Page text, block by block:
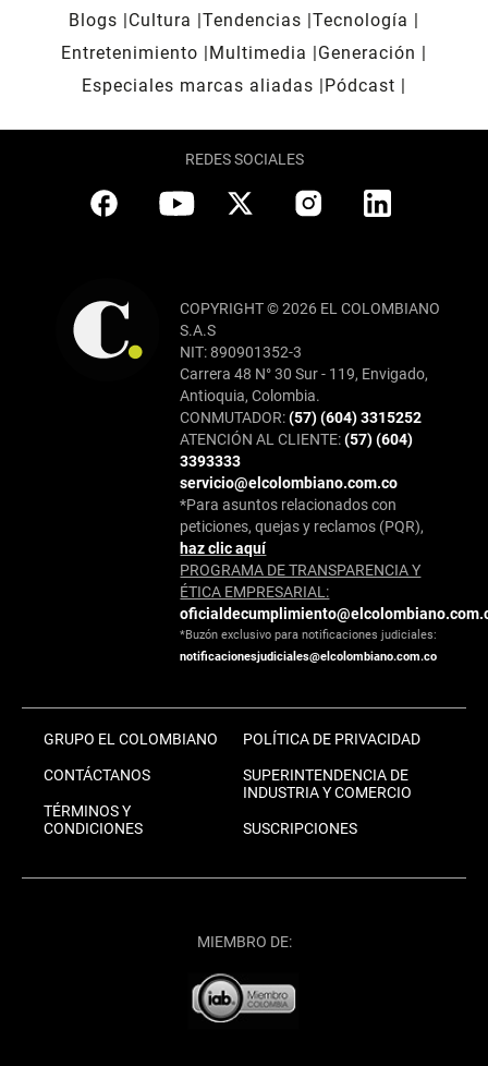
Blogs
Cultura Tendencias Tecnología
Entretenimiento
Multimedia
Generación
Especiales marcas aliadas
Pódcast
REDES SOCIALES
COPYRIGHT © 2026 EL COLOMBIANO
S.A.S
NIT: 890901352-3
Carrera 48 N° 30 Sur - 119, Envigado,
Antioquia, Colombia.
CONMUTADOR:(57) (604) 3315252
ATENCIÓN AL CLIENTE:(57) (604)
3393333
servicio@elcolombiano.com.co
*Para asuntos relacionados con
peticiones, quejas y reclamos (PQR),
haz clic aquí
PROGRAMA DE TRANSPARENCIA Y
ÉTICA EMPRESARIAL:
*Buzón exclusivo para notificaciones judiciales:
notificacionesjudiciales@elcolombiano.com.co
GRUPO EL COLOMBIANO
CONTÁCTANOS
TÉRMINOS Y
CONDICIONES
POLÍTICA DE PRIVACIDAD
SUPERINTENDENCIA DE
INDUSTRIA Y COMERCIO
SUSCRIPCIONES
MIEMBRO DE: